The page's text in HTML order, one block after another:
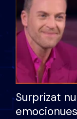
Surprizat